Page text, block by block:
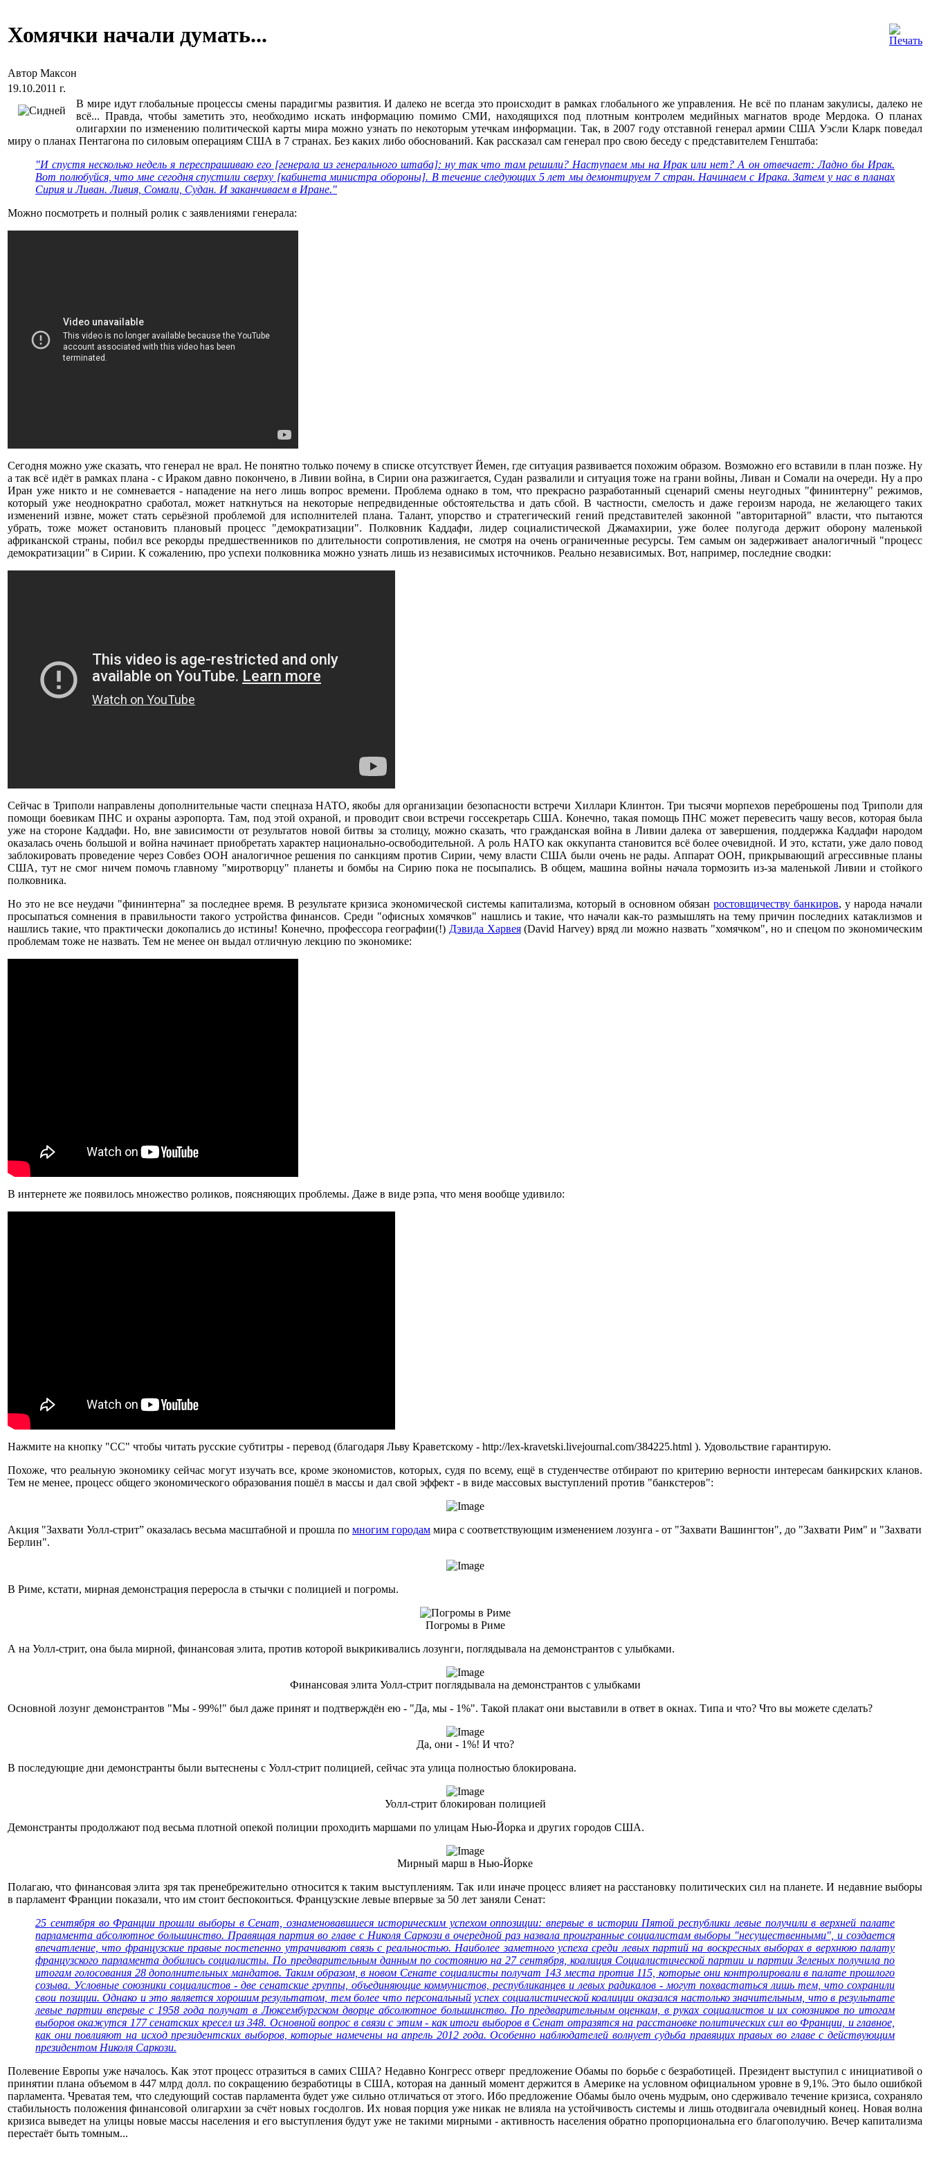
Хомячки начали думать...
Автор Максон
19.10.2011 г.
В мире идут глобальные процессы смены парадигмы развития. И далеко не всегда это происходит в рамках глобального же управления. Не всё по планам закулисы, далеко не
всё... Правда, чтобы заметить это, необходимо искать информацию помимо СМИ, находящихся под плотным контролем медийных магнатов вроде Мердока. О планах
олигархии по изменению политической карты мира можно узнать по некоторым утечкам информации. Так, в 2007 году отставной генерал армии США Уэсли Кларк поведал
миру о планах Пентагона по силовым операциям США в 7 странах. Без каких либо обоснований. Как рассказал сам генерал про свою беседу с представителем Генштаба:
"И спустя несколько недель я переспрашиваю его [генерала из генерального штаба]: ну так что там решили? Наступаем мы на Ирак или нет? А он отвечает: Ладно бы Ирак.
Вот полюбуйся, что мне сегодня спустили сверху [кабинета министра обороны]. В течение следующих 5 лет мы демонтируем 7 стран. Начинаем с Ирака. Затем у нас в планах
Сирия и Ливан. Ливия, Сомали, Судан. И заканчиваем в Иране."
Можно посмотреть и полный ролик с заявлениями генерала:
Сегодня можно уже сказать, что генерал не врал. Не понятно только почему в списке отсутствует Йемен, где ситуация развивается похожим образом. Возможно его вставили в план позже. Ну
а так всё идёт в рамках плана - с Ираком давно покончено, в Ливии война, в Сирии она разжигается, Судан развалили и ситуация тоже на грани войны, Ливан и Сомали на очереди. Ну а про
Иран уже никто и не сомневается - нападение на него лишь вопрос времени. Проблема однако в том, что прекрасно разработанный сценарий смены неугодных "фининтерну" режимов,
который уже неоднократно сработал, может наткнуться на некоторые непредвиденные обстоятельства и дать сбой. В частности, смелость и даже героизм народа, не желающего таких
изменений извне, может стать серьёзной проблемой для исполнителей плана. Талант, упорство и стратегический гений представителей законной "авторитарной" власти, что пытаются
убрать, тоже может остановить плановый процесс "демократизации". Полковник Каддафи, лидер социалистической Джамахирии, уже более полугода держит оборону маленькой
африканской страны, побил все рекорды предшественников по длительности сопротивления, не смотря на очень ограниченные ресурсы. Тем самым он задерживает аналогичный "процесс
демократизации" в Сирии. К сожалению, про успехи полковника можно узнать лишь из независимых источников. Реально независимых. Вот, например, последние сводки:
Сейчас в Триполи направлены дополнительные части спецназа НАТО, якобы для организации безопасности встречи Хиллари Клинтон. Три тысячи морпехов переброшены под Триполи для
помощи боевикам ПНС и охраны аэропорта. Там, под этой охраной, и проводит свои встречи госсекретарь США. Конечно, такая помощь ПНС может перевесить чашу весов, которая была
уже на стороне Каддафи. Но, вне зависимости от результатов новой битвы за столицу, можно сказать, что гражданская война в Ливии далека от завершения, поддержка Каддафи народом
оказалась очень большой и война начинает приобретать характер национально-освободительной. А роль НАТО как оккупанта становится всё более очевидной. И это, кстати, уже дало повод
заблокировать проведение через Совбез ООН аналогичное решения по санкциям против Сирии, чему власти США были очень не рады. Аппарат ООН, прикрывающий агрессивные планы
США, тут не смог ничем помочь главному "миротворцу" планеты и бомбы на Сирию пока не посыпались. В общем, машина войны начала тормозить из-за маленькой Ливии и стойкого
полковника.
Но это не все неудачи "фининтерна" за последнее время. В результате кризиса экономической системы капитализма, который в основном обязан ростовщичеству банкиров, у народа начали
просыпаться сомнения в правильности такого устройства финансов. Среди "офисных хомячков" нашлись и такие, что начали как-то размышлять на тему причин последних катаклизмов и
нашлись такие, что практически докопались до истины! Конечно, профессора географии(!) Дэвида Харвея(David Harvey) вряд ли можно назвать "хомячком", но и спецом по экономическим
проблемам тоже не назвать. Тем не менее он выдал отличную лекцию по экономике:
В интернете же появилось множество роликов, поясняющих проблемы. Даже в виде рэпа, что меня вообще удивило:
Нажмите на кнопку "СС" чтобы читать русские субтитры - перевод (благодаря Льву Краветскому - http://lex-kravetski.livejournal.com/384225.html ). Удовольствие гарантирую.
Похоже, что реальную экономику сейчас могут изучать все, кроме экономистов, которых, судя по всему, ещё в студенчестве отбирают по критерию верности интересам банкирских кланов.
Тем не менее, процесс общего экономического образования пошёл в массы и дал свой эффект - в виде массовых выступлений против "банкстеров":
Акция "Захвати Уолл-стрит” оказалась весьма масштабной и прошла по многим городам мира с соответствующим изменением лозунга - от "Захвати Вашингтон", до "Захвати Рим" и "Захвати
Берлин".
В Риме, кстати, мирная демонстрация переросла в стычки с полицией и погромы.
Погромы в Риме
А на Уолл-стрит, она была мирной, финансовая элита, против которой выкрикивались лозунги, поглядывала на демонстрантов с улыбками.
Финансовая элита Уолл-стрит поглядывала на демонстрантов с улыбками
Основной лозунг демонстрантов "Мы - 99%!" был даже принят и подтверждён ею - "Да, мы - 1%". Такой плакат они выставили в ответ в окнах. Типа и что? Что вы можете сделать?
Да, они - 1%! И что?
В последующие дни демонстранты были вытеснены с Уолл-стрит полицией, сейчас эта улица полностью блокирована.
Уолл-стрит блокирован полицией
Демонстранты продолжают под весьма плотной опекой полиции проходить маршами по улицам Нью-Йорка и других городов США.
Мирный марш в Нью-Йорке
Полагаю, что финансовая элита зря так пренебрежительно относится к таким выступлениям. Так или иначе процесс влияет на расстановку политических сил на планете. И недавние выборы
в парламент Франции показали, что им стоит беспокоиться. Французские левые впервые за 50 лет заняли Сенат:
25 сентября во Франции прошли выборы в Сенат, ознаменовавшиеся историческим успехом оппозиции: впервые в истории Пятой республики левые получили в верхней палате
парламента абсолютное большинство. Правящая партия во главе с Николя Саркози в очередной раз назвала проигранные социалистам выборы "несущественными", и создается
впечатление, что французские правые постепенно утрачивают связь с реальностью. Наиболее заметного успеха среди левых партий на воскресных выборах в верхнюю палату
французского парламента добились социалисты. По предварительным данным по состоянию на 27 сентября, коалиция Социалистической партии и партии Зеленых получила по
итогам голосования 28 дополнительных мандатов. Таким образом, в новом Сенате социалисты получат 143 места против 115, которые они контролировали в палате прошлого
созыва. Условные союзники социалистов - две сенатские группы, объединяющие коммунистов, республиканцев и левых радикалов - могут похвастаться лишь тем, что сохранили
свои позиции. Однако и это является хорошим результатом, тем более что персональный успех социалистической коалиции оказался настолько значительным, что в результате
левые партии впервые с 1958 года получат в Люксембургском дворце абсолютное большинство. По предварительным оценкам, в руках социалистов и их союзников по итогам
выборов окажутся 177 сенатских кресел из 348. Основной вопрос в связи с этим - как итоги выборов в Сенат отразятся на расстановке политических сил во Франции, и главное,
как они повлияют на исход президентских выборов, которые намечены на апрель 2012 года. Особенно наблюдателей волнует судьба правящих правых во главе с действующим
президентом Николя Саркози.
Полевение Европы уже началось. Как этот процесс отразиться в самих США? Недавно Конгресс отверг предложение Обамы по борьбе с безработицей. Президент выступил с инициативой о
принятии плана объемом в 447 млрд долл. по сокращению безработицы в США, которая на данный момент держится в Америке на условном официальном уровне в 9,1%. Это было ошибкой
парламента. Чреватая тем, что следующий состав парламента будет уже сильно отличаться от этого. Ибо предложение Обамы было очень мудрым, оно сдерживало течение кризиса, сохраняло
стабильность положения финансовой олигархии за счёт новых госдолгов. Их новая порция уже никак не влияла на устойчивость системы и лишь отодвигала очевидный конец. Новая волна
кризиса выведет на улицы новые массы населения и его выступления будут уже не такими мирными - активность населения обратно пропорциональна его благополучию. Вечер капитализма
перестаёт быть томным...